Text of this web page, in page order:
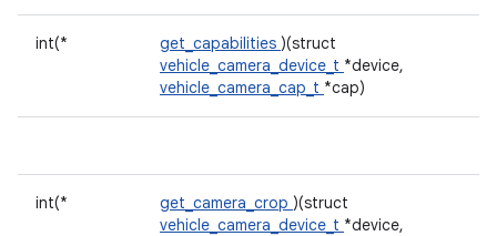
int(* get_capabilities )(struct
vehicle_camera_device_t *device,
vehicle_camera_cap_t *cap)
int(* get_camera_crop )(struct
vehicle_camera_device_t *device,